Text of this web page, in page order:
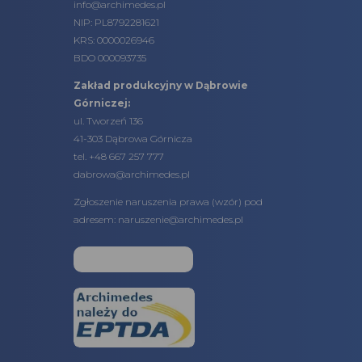
info@archimedes.pl
NIP: PL8792281621
KRS: 0000026946
BDO 000093735
Zakład produkcyjny w Dąbrowie
Górniczej:
ul. Tworzeń 136
41-303 Dąbrowa Górnicza
tel. +48 667 257 777
dabrowa@archimedes.pl
Zgłoszenie naruszenia prawa (wzór) pod
adresem: naruszenie@archimedes.pl